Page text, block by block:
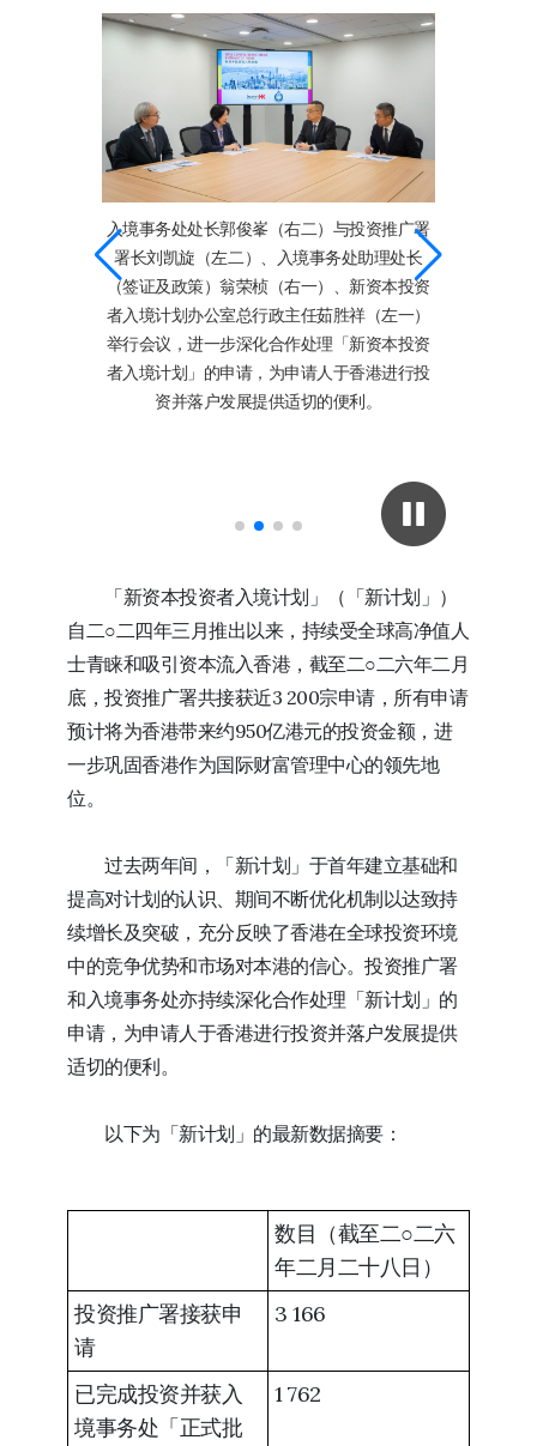
入境事务处处长郭俊峯（右二）与投资推广署
署长刘凯旋（左二）、入境事务处助理处长
（签证及政策）翁荣桢（右一）、新资本投资
者入境计划办公室总行政主任茹胜祥（左一）
举行会议，进一步深化合作处理「新资本投资
者入境计划」的申请，为申请人于香港进行投
资并落户发展提供适切的便利。
​「新资本投资者入境计划」（「新计划」）
自二○二四年三月推出以来，持续受全球高净值人
士青睐和吸引资本流入香港，截至二○二六年二月
底，投资推广署共接获近3 200宗申请，所有申请
预计将为香港带来约950亿港元的投资金额，进
一步巩固香港作为国际财富管理中心的领先地
位。
过去两年间，「新计划」于首年建立基础和
提高对计划的认识、期间不断优化机制以达致持
续增长及突破，充分反映了香港在全球投资环境
中的竞争优势和市场对本港的信心。投资推广署
和入境事务处亦持续深化合作处理「新计划」的
申请，为申请人于香港进行投资并落户发展提供
适切的便利。
以下为「新计划」的最新数据摘要：
数目（截至二○二六
年二月二十八日）
投资推广署接获申
请
3 166
已完成投资并获入
境事务处「正式批
1 762